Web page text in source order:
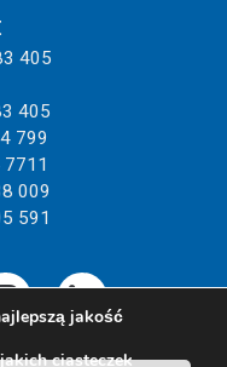
405
405
799
009
591
jakość
ciasteczek